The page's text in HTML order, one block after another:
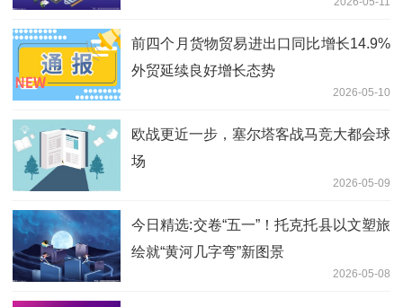
前四个月货物贸易进出口同比增长14.9%
外贸延续良好增长态势
2026-05-10
欧战更近一步，塞尔塔客战马竞大都会球
场
2026-05-09
今日精选:交卷“五一”！托克托县以文塑旅
绘就“黄河几字弯”新图景
2026-05-08